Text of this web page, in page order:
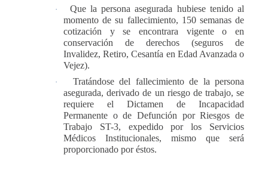
·
Que la persona asegurada hubiese tenido al
momento de su fallecimiento, 150 semanas de
cotización y se encontrara vigente o en
conservación de derechos (seguros de
Invalidez, Retiro, Cesantía en Edad Avanzada o
Vejez).
·
Tratándose del fallecimiento de la persona
asegurada, derivado de un riesgo de trabajo, se
requiere el Dictamen de Incapacidad
Permanente o de Defunción por Riesgos de
Trabajo ST-3, expedido por los Servicios
Médicos Institucionales, mismo que será
proporcionado por éstos.